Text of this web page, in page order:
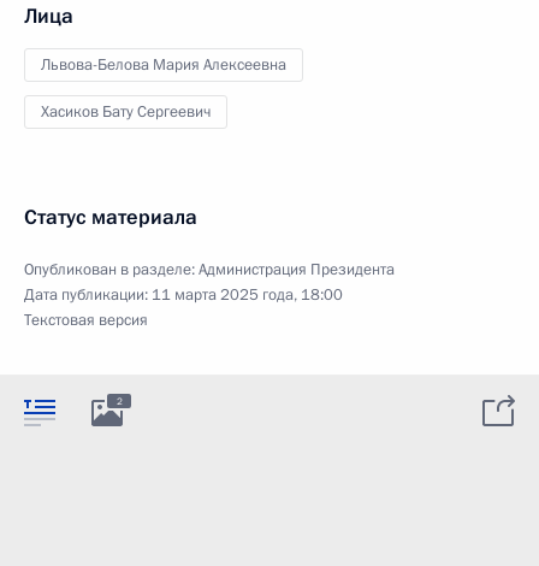
Лица
Львова-Белова Мария Алексеевна
Хасиков Бату Сергеевич
Статус материала
Опубликован в разделе:Администрация Президента
Дата публикации: 11 марта 2025 года, 18:00
Текстовая версия
2